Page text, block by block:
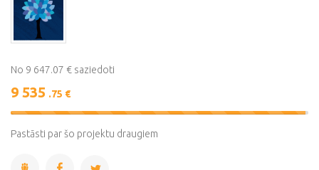
No 9 647.07 € saziedoti
9 535 .75 €
99%
Pastāsti par šo projektu draugiem